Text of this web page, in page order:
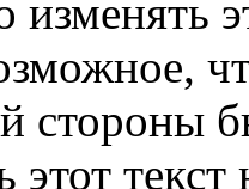
изменять
стороны
этот